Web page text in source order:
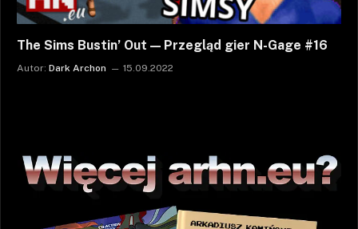
The Sims Bustin’ Out — Przegląd gier N-Gage #16
Autor: Dark Archon 15.09.2022